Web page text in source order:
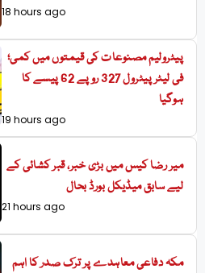
18 hours ago
پیٹرولیم مصنوعات کی قیمتوں میں کمی؛
فی لیٹر پیٹرول 327 روپے 62 پیسے کا
ہوگیا
19 hours ago
میر رضا کیس میں بڑی خبر، قبر کشائی کے
لیے سابق میڈیکل بورڈ بحال
21 hours ago
مکہ دفاعی معاہدے پر ترک صدر کا اہم